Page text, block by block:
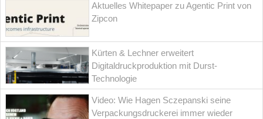
Aktuelles Whitepaper zu Agentic Print von
Zipcon
Kürten & Lechner erweitert
Digitaldruckproduktion mit Durst-
Technologie
Video: Wie Hagen Sczepanski seine
Verpackungsdruckerei immer wieder